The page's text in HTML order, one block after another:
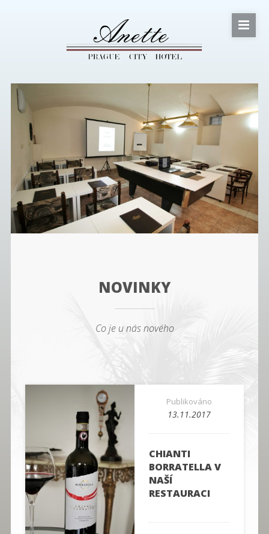
NOVINKY
Co je u nás nového
Publikováno
13.11.2017
CHIANTI
BORRATELLA V
NAŠÍ
RESTAURACI